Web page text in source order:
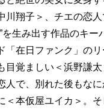
川翔子＞、チエの恋
を生み出す作品のキー
「在日ファンク」の
目覚ましい＜浜野謙
人で、別れた後もな
＜本仮屋ユイカ＞。